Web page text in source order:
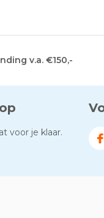
v.a. €150,-
voor je klaar.